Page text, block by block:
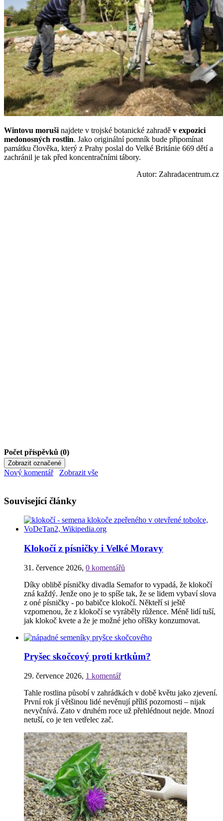
Wintovu moruši najdete v trojské botanické zahradě v expozici
medonosných rostlin. Jako originální pomník bude připomínat
památku člověka, který z Prahy poslal do Velké Británie 669 dětí a
zachránil je tak před koncentračními tábory.
Autor: Zahradacentrum.cz
Počet příspěvků (0)
Nový komentář Zobrazit vše
Související články
Klokočí z písničky i Velké Moravy
31. července 2026, 0 komentářů
Díky oblibě písničky divadla Semafor to vypadá, že klokočí
zná každý. Jenže ono je to spíše tak, že se lidem vybaví slova
z oné písničky - po babičce klokočí. Někteří si ještě
vzpomenou, že z klokočí se vyráběly růžence. Méně lidí tuší,
jak klokoč kvete a že je možné jeho oříšky konzumovat.
Pryšec skočcový proti krtkům?
29. července 2026, 1 komentář
Tahle rostlina působí v zahrádkách v době květu jako zjevení.
První rok jí většinou lidé nevěnují příliš pozornosti – nijak
nevyčnívá. Zato v druhém roce už přehlédnout nejde. Mnozí
netuší, co je ten vetřelec zač.